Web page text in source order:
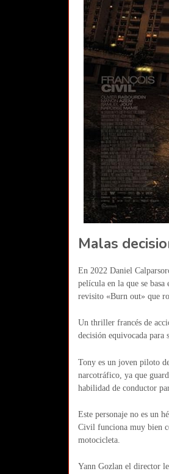
Malas
En 2022 Daniel
película en la que se
revisito «Burn out» que
Un thriller francés de
decisión equivocada para
Tony es un joven piloto
narcotráfico, ya que
habilidad de conductor
Este personaje no es un
Civil funciona muy bien
motocicleta.
Yann Gozlan el director